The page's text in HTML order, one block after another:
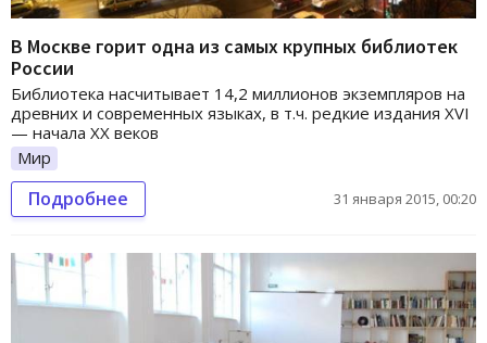
В Москве горит одна из самых крупных библиотек
России
Библиотека насчитывает 14,2 миллионов экземпляров на
древних и современных языках, в т.ч. редкие издания XVI
— начала XX веков
Мир
Подробнее 31 января 2015, 00:20